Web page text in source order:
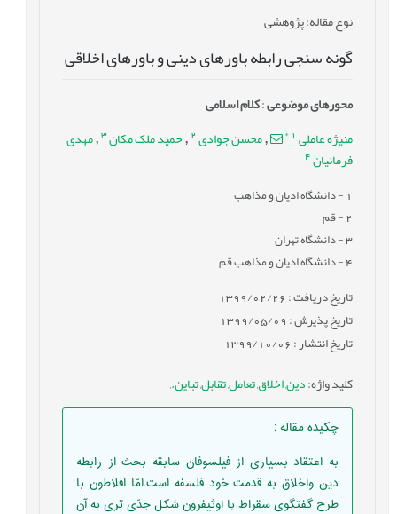
نوع مقاله: پژوهشی
گونه سنجی رابطه باورهای دینی و باورهای اخلاقی
محورهای موضوعی:کلام اسلامی
منیژه عاملی *
,محسن جوادی 2
, حمید ملک مکان 3
,مهدی
فرمانیان 4
- دانشگاه ادیان و مذاهب
2- قم
3- دانشگاه تهران
4- دانشگاه ادیان و مذاهب قم
تاریخ دریافت : 1399/02/26
تاریخ پذیرش : 1399/05/09
تاریخ انتشار : 1399/10/06
کلید واژه:دین,اخلاق,تعامل,تقابل,تباین.,
چکیده مقاله:
به اعتقاد بسیاری از فیلسوفان سابقه بحث از رابطه
دین واخلاق به قدمت خود فلسفه است.امّا افلاطون با
طرح گفتگوی سقراط با اوثیفرون شکل جدّی تری به آن